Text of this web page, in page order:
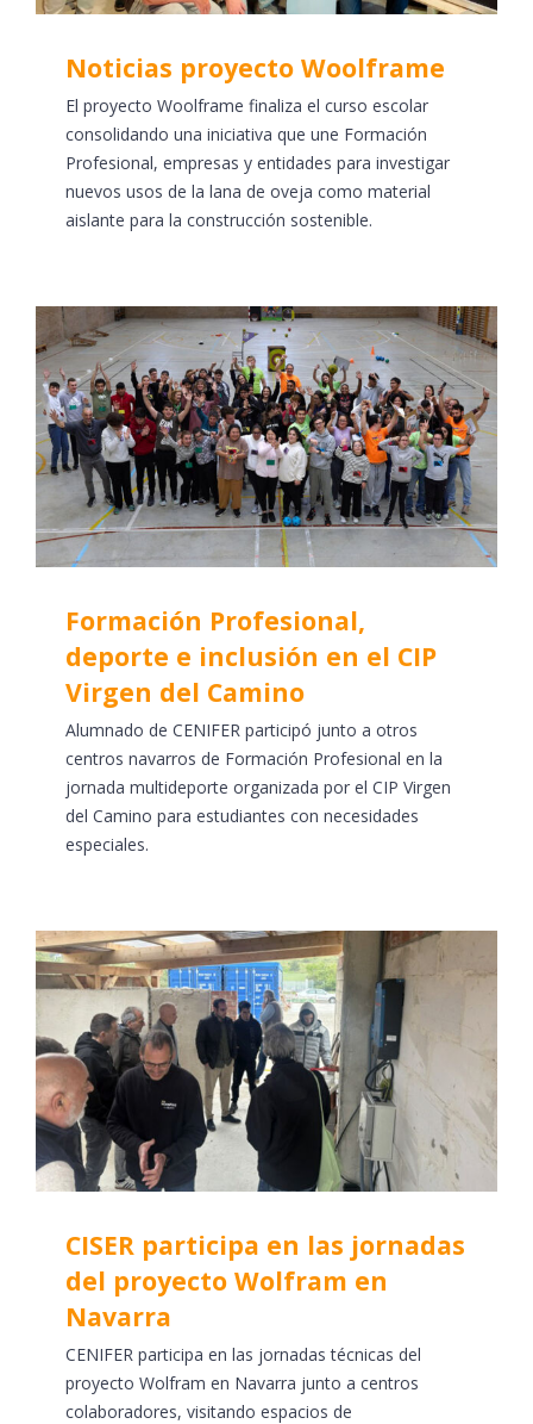
Noticias proyecto Woolframe
El proyecto Woolframe finaliza el curso escolar
consolidando una iniciativa que une Formación
Profesional, empresas y entidades para investigar
nuevos usos de la lana de oveja como material
aislante para la construcción sostenible.
Formación Profesional,
deporte e inclusión en el CIP
Virgen del Camino
Alumnado de CENIFER participó junto a otros
centros navarros de Formación Profesional en la
jornada multideporte organizada por el CIP Virgen
del Camino para estudiantes con necesidades
especiales.
CISER participa en las jornadas
del proyecto Wolfram en
Navarra
CENIFER participa en las jornadas técnicas del
proyecto Wolfram en Navarra junto a centros
colaboradores, visitando espacios de